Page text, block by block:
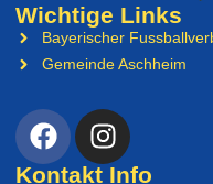
Wichtige Links
Bayerischer
Gemeinde Aschheim
Kontakt Info